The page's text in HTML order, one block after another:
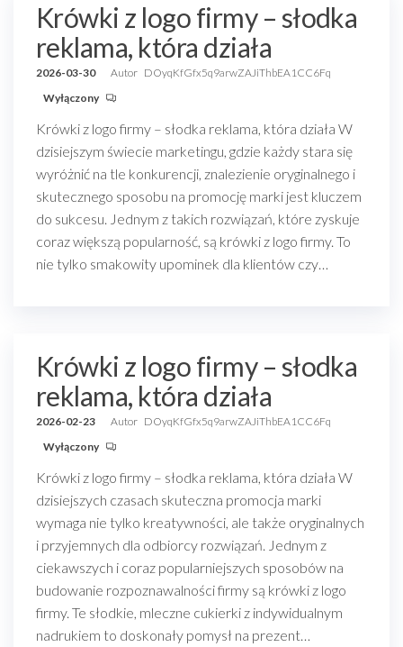
Krówki z logo firmy – słodka
reklama, która działa
2026-03-30 Autor DOyqKfGfx5q9arwZAJiThbEA1CC6Fq
Wyłączony
Krówki z logo firmy – słodka reklama, która działa W
dzisiejszym świecie marketingu, gdzie każdy stara się
wyróżnić na tle konkurencji, znalezienie oryginalnego i
skutecznego sposobu na promocję marki jest kluczem
do sukcesu. Jednym z takich rozwiązań, które zyskuje
coraz większą popularność, są krówki z logo firmy. To
nie tylko smakowity upominek dla klientów czy…
Krówki z logo firmy – słodka
reklama, która działa
2026-02-23 Autor DOyqKfGfx5q9arwZAJiThbEA1CC6Fq
Wyłączony
Krówki z logo firmy – słodka reklama, która działa W
dzisiejszych czasach skuteczna promocja marki
wymaga nie tylko kreatywności, ale także oryginalnych
i przyjemnych dla odbiorcy rozwiązań. Jednym z
ciekawszych i coraz popularniejszych sposobów na
budowanie rozpoznawalności firmy są krówki z logo
firmy. Te słodkie, mleczne cukierki z indywidualnym
nadrukiem to doskonały pomysł na prezent…